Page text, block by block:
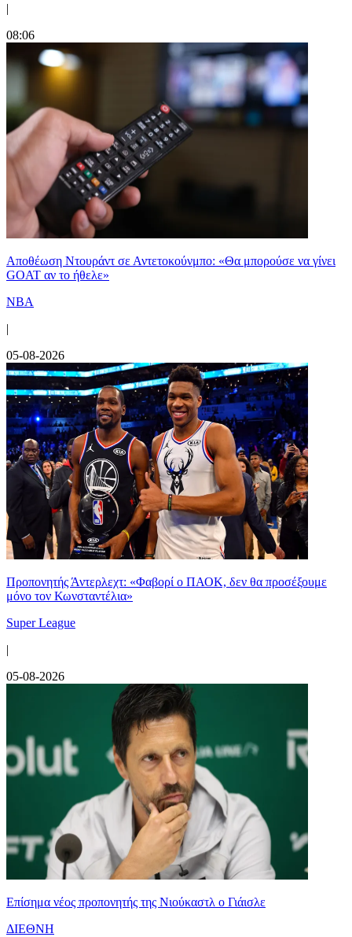
|
08:06
Αποθέωση Ντουράντ σε Αντετοκούνμπο: «Θα μπορούσε να γίνει
GOAT αν το ήθελε»
NBA
|
05-08-2026
Προπονητής Άντερλεχτ: «Φαβορί ο ΠΑΟΚ, δεν θα προσέξουμε
μόνο τον Κωνσταντέλια»
Super League
|
05-08-2026
Επίσημα νέος προπονητής της Νιούκαστλ ο Γιάισλε
ΔΙΕΘΝΗ